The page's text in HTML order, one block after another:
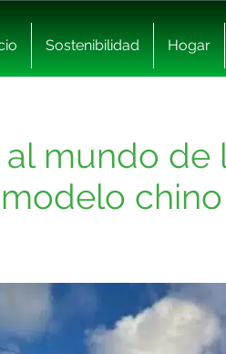
Sostenibilidad Hogar
mundo de
chino